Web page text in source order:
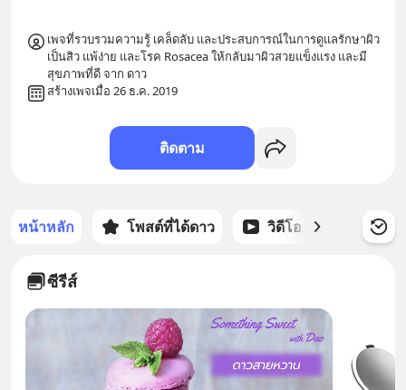
เพจที่รวบรวมความรู้ เคล็ดลับ และประสบการณ์ในการดูแลรักษาผิว
เป็นสิว แพ้ง่าย และโรค Rosacea ให้กลับมาผิวสวยแข็งแรง และมี
สุขภาพที่ดี จาก ดาว
สร้างเพจเมื่อ 26 ธ.ค. 2019
ติดตาม
หน้าหลัก โพสต์ที่ได้ดาว วิดีโอ พอดแ
ซีรีส์